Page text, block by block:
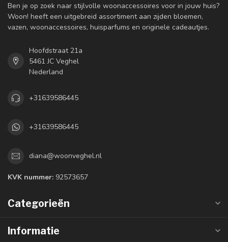
Ben je op zoek naar stijlvolle woonaccessoires voor in jouw huis?
Woon! heeft een uitgebreid assortiment aan zijden bloemen,
vazen, woonaccessoires, huisparfums en originele cadeautjes.
Hoofdstraat 21a
5461 JC Veghel
Nederland
+31639586445
+31639586445
diana@woonveghel.nl
KVK nummer: 92573657
Categorieën
Informatie